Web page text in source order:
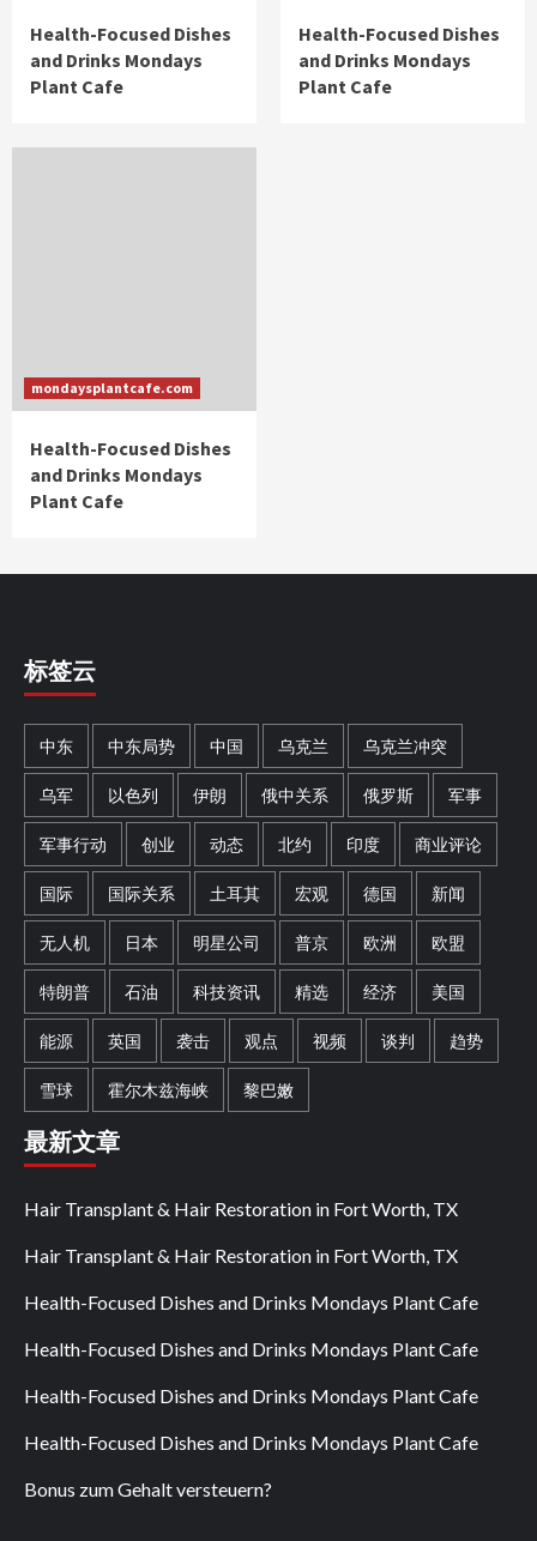
Health-Focused Dishes
and Drinks Mondays
Plant Cafe
Health-Focused Dishes
and Drinks Mondays
Plant Cafe
mondaysplantcafe.com
Health-Focused Dishes
and Drinks Mondays
Plant Cafe
标签云
中东 中东局势 中国 乌克兰 乌克兰冲突
乌军 以色列 伊朗 俄中关系 俄罗斯 军事
军事行动 创业 动态 北约 印度 商业评论
国际 国际关系 土耳其 宏观 德国 新闻
无人机 日本 明星公司 普京 欧洲 欧盟
特朗普 石油 科技资讯 精选 经济 美国
能源 英国 袭击 观点 视频 谈判 趋势
雪球 霍尔木兹海峡 黎巴嫩
最新文章
Hair Transplant & Hair Restoration in Fort Worth, TX
Hair Transplant & Hair Restoration in Fort Worth, TX
Health-Focused Dishes and Drinks Mondays Plant Cafe
Health-Focused Dishes and Drinks Mondays Plant Cafe
Health-Focused Dishes and Drinks Mondays Plant Cafe
Health-Focused Dishes and Drinks Mondays Plant Cafe
Bonus zum Gehalt versteuern?